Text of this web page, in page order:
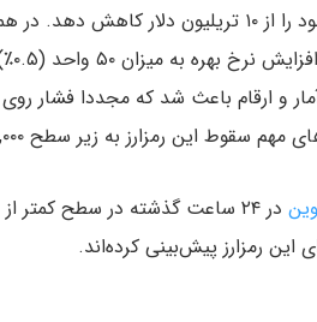
و ارقام باعث شد که مجددا فشار روی
سقوط این رمزارز به زیر سطح ۴۰,۰۰۰ دلار بود.
این رمزارز پیش‌بینی کرده‌اند.